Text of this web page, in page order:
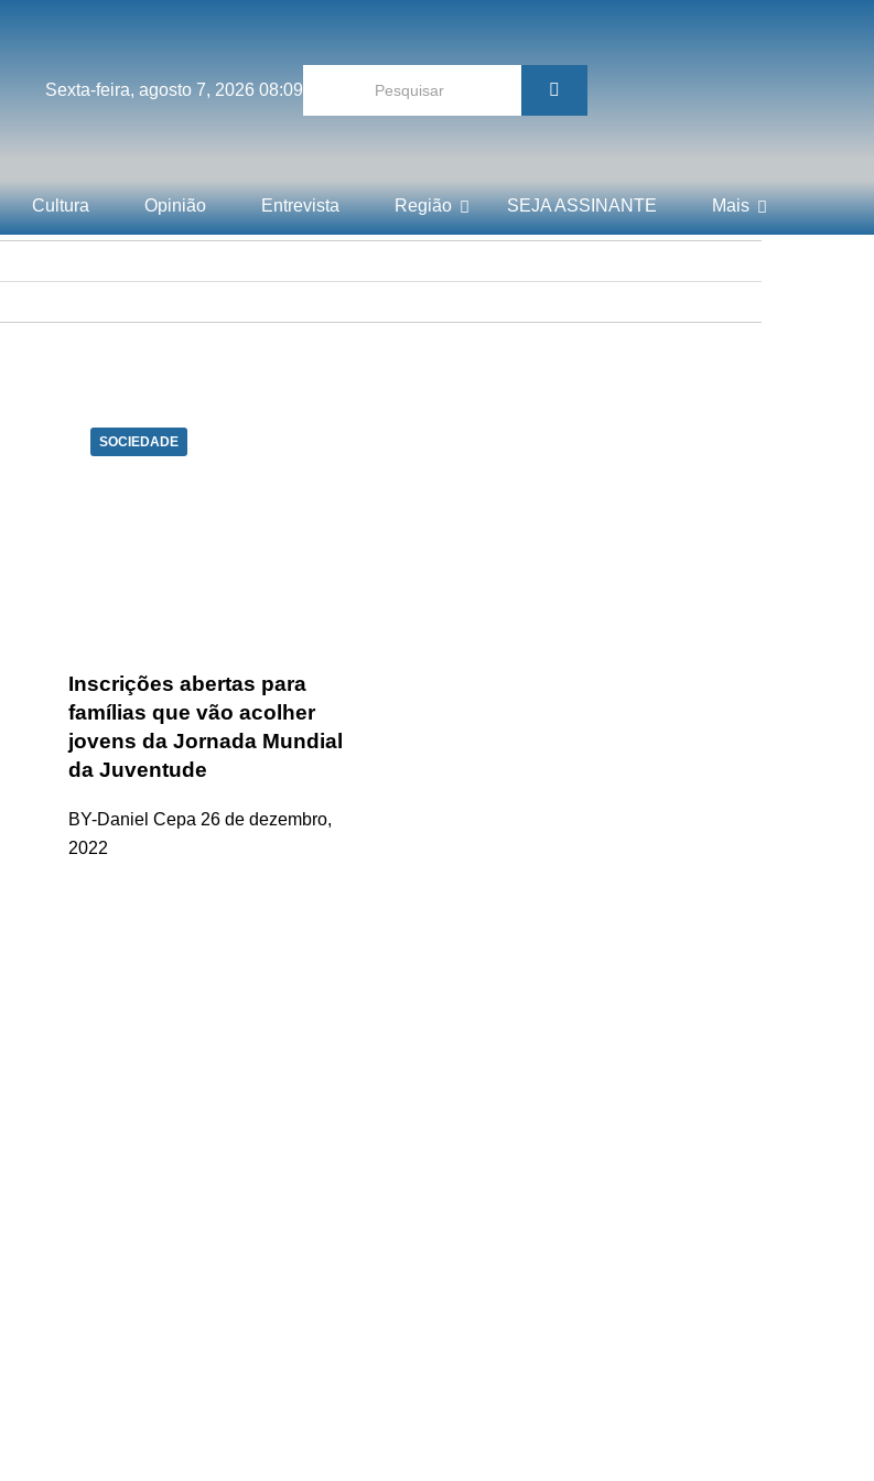
Sexta-feira, agosto 7, 2026 08:09
Cultura Opinião Entrevista Região SEJA ASSINANTE Mais
SOCIEDADE
Inscrições abertas para
famílias que vão acolher
jovens da Jornada Mundial
da Juventude
BY-Daniel Cepa 26 de dezembro,
2022